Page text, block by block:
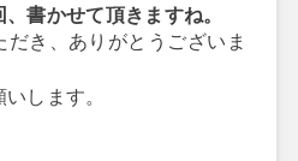
、書かせて頂きますね。
き、ありがとうございま
します。